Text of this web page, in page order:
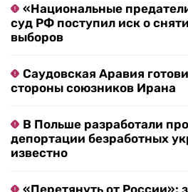
«Национальные
суд РФ поступил иск о
выборов
Саудовская Аравия
стороны союзников Ирана
В Польше разработали
депортации безработных
известно
«Перетянуть от России»: